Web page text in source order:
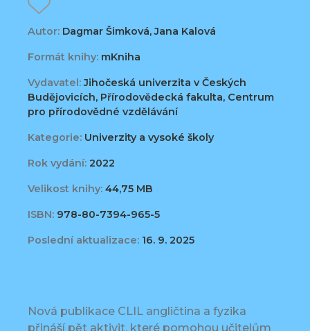
Autor: Dagmar Šimková, Jana Kalová
Formát knihy: mKniha
Vydavatel:Jihočeská univerzita v Českých
Budějovicích, Přírodovědecká fakulta, Centrum
pro přírodovědné vzdělávání
Kategorie: Univerzity a vysoké školy
Rok vydání: 2022
Velikost knihy: 44,75 MB
ISBN: 978-80-7394-965-5
Poslední aktualizace: 16. 9. 2025
Nová publikace CLIL angličtina a fyzika
přináší pět aktivit, které pomohou učitelům